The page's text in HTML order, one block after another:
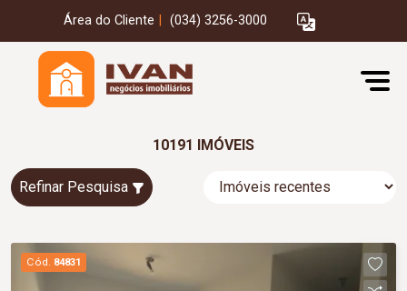
Área do Cliente (034) 3256-3000
10191 IMÓVEIS
Refinar Pesquisa
Cód. 84831